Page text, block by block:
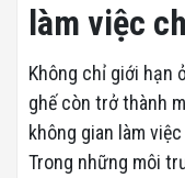
làm việc
Không chỉ giới hạn
ghế còn trở thành
không gian làm
Trong những môi